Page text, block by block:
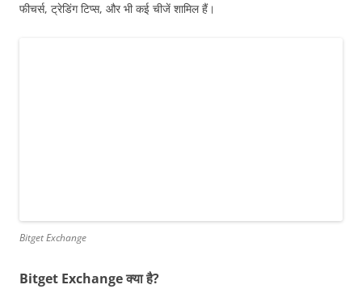
फीचर्स, ट्रेडिंग टिप्स, और भी कई चीजें शामिल हैं।
Bitget Exchange
Bitget Exchange क्या है?